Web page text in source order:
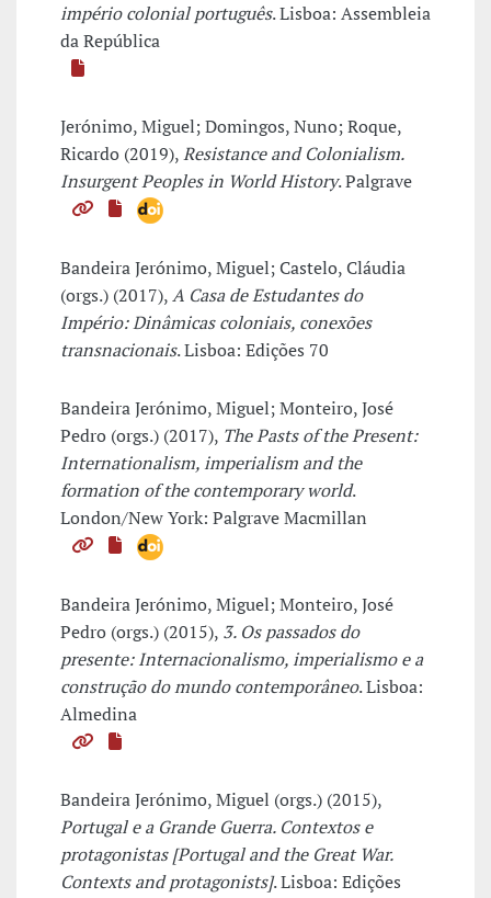
império colonial português. Lisboa: Assembleia
da República
Jerónimo, Miguel; Domingos, Nuno; Roque,
Ricardo (2019),Resistance and Colonialism.
Insurgent Peoples in World History. Palgrave
Bandeira Jerónimo, Miguel; Castelo, Cláudia
(orgs.) (2017),A Casa de Estudantes do
Império: Dinâmicas coloniais, conexões
transnacionais. Lisboa: Edições 70
Bandeira Jerónimo, Miguel; Monteiro, José
Pedro (orgs.) (2017), The Pasts of the Present:
Internationalism, imperialism and the
formation of the contemporary world.
London/New York: Palgrave Macmillan
Bandeira Jerónimo, Miguel; Monteiro, José
Pedro (orgs.) (2015), 3. Os passados do
presente: Internacionalismo, imperialismo e a
construção do mundo contemporâneo. Lisboa:
Almedina
Bandeira Jerónimo, Miguel (orgs.) (2015),
Portugal e a Grande Guerra. Contextos e
protagonistas [Portugal and the Great War.
Contexts and protagonists]. Lisboa: Edições